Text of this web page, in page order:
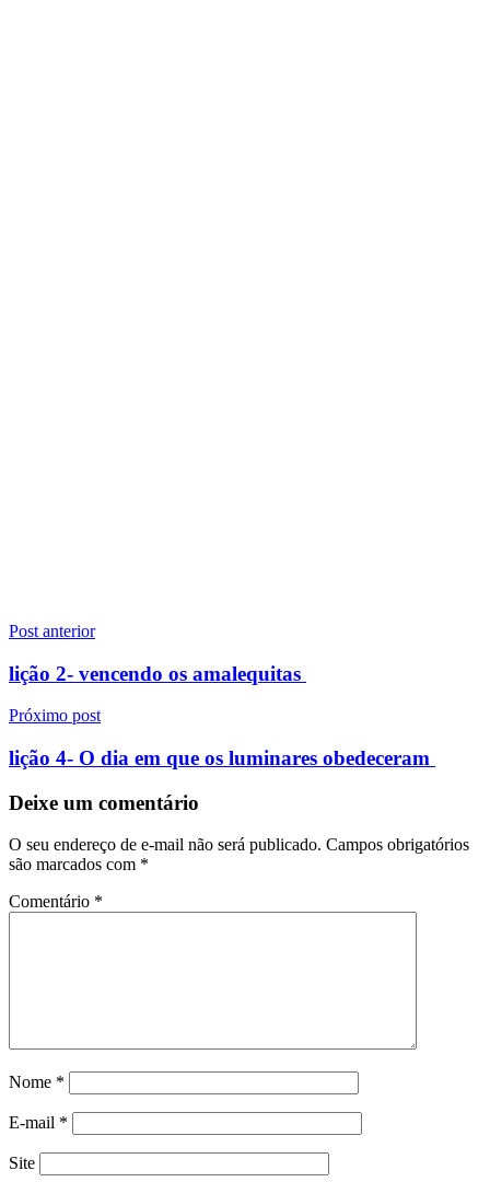
Navegação
de
Post
Post anterior
lição 2- vencendo os amalequitas
Próximo post
lição 4- O dia em que os luminares obedeceram
Deixe um comentário
O seu endereço de e-mail não será publicado. Campos obrigatórios
são marcados com *
Comentário *
Nome *
E-mail *
Site